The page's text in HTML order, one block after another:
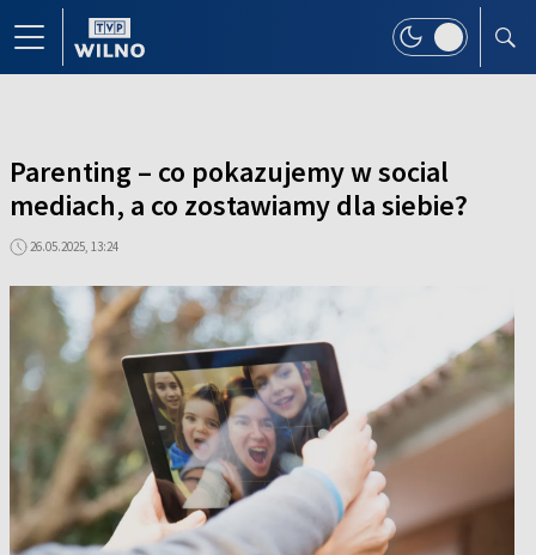
Parenting – co pokazujemy w social
mediach, a co zostawiamy dla siebie?
26.05.2025, 13:24